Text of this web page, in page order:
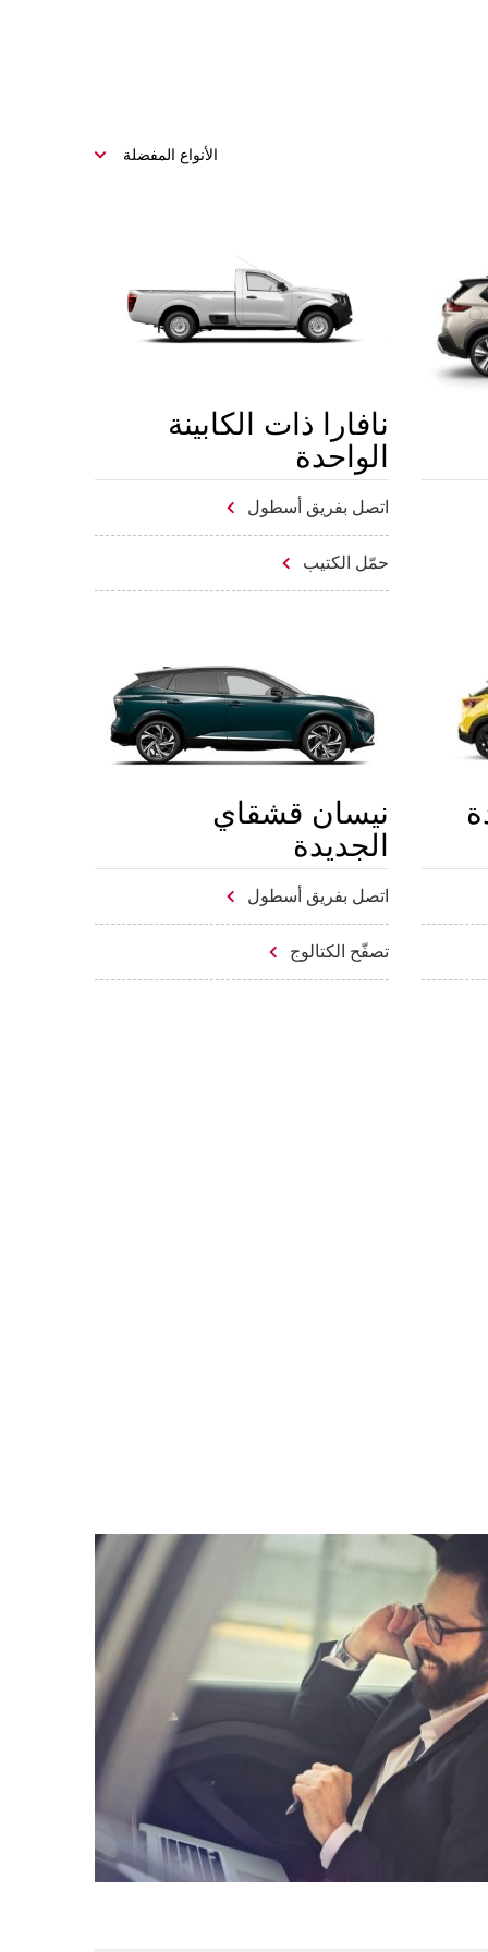
الأنواع المفضلة
نافارا ذات الكابينة
الواحدة
اتصل بفريق أسطول
حمّل الكتيب
نيسان قشقاي
الجديدة
اتصل بفريق أسطول
تصفّح الكتالوج